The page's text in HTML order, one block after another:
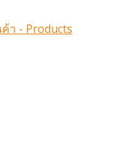
า - Products